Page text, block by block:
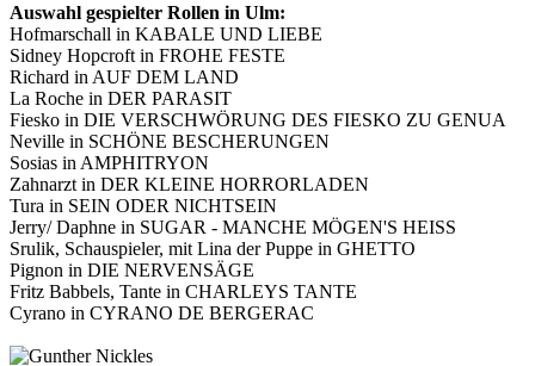
Auswahl gespielter Rollen in Ulm:
Hofmarschall in KABALE UND LIEBE
Sidney Hopcroft in FROHE FESTE
Richard in AUF DEM LAND
La Roche in DER PARASIT
Fiesko in DIE VERSCHWÖRUNG DES FIESKO ZU GENUA
Neville in SCHÖNE BESCHERUNGEN
Sosias in AMPHITRYON
Zahnarzt in DER KLEINE HORRORLADEN
Tura in SEIN ODER NICHTSEIN
Jerry/ Daphne in SUGAR - MANCHE MÖGEN'S HEISS
Srulik, Schauspieler, mit Lina der Puppe in GHETTO
Pignon in DIE NERVENSÄGE
Fritz Babbels, Tante in CHARLEYS TANTE
Cyrano in CYRANO DE BERGERAC